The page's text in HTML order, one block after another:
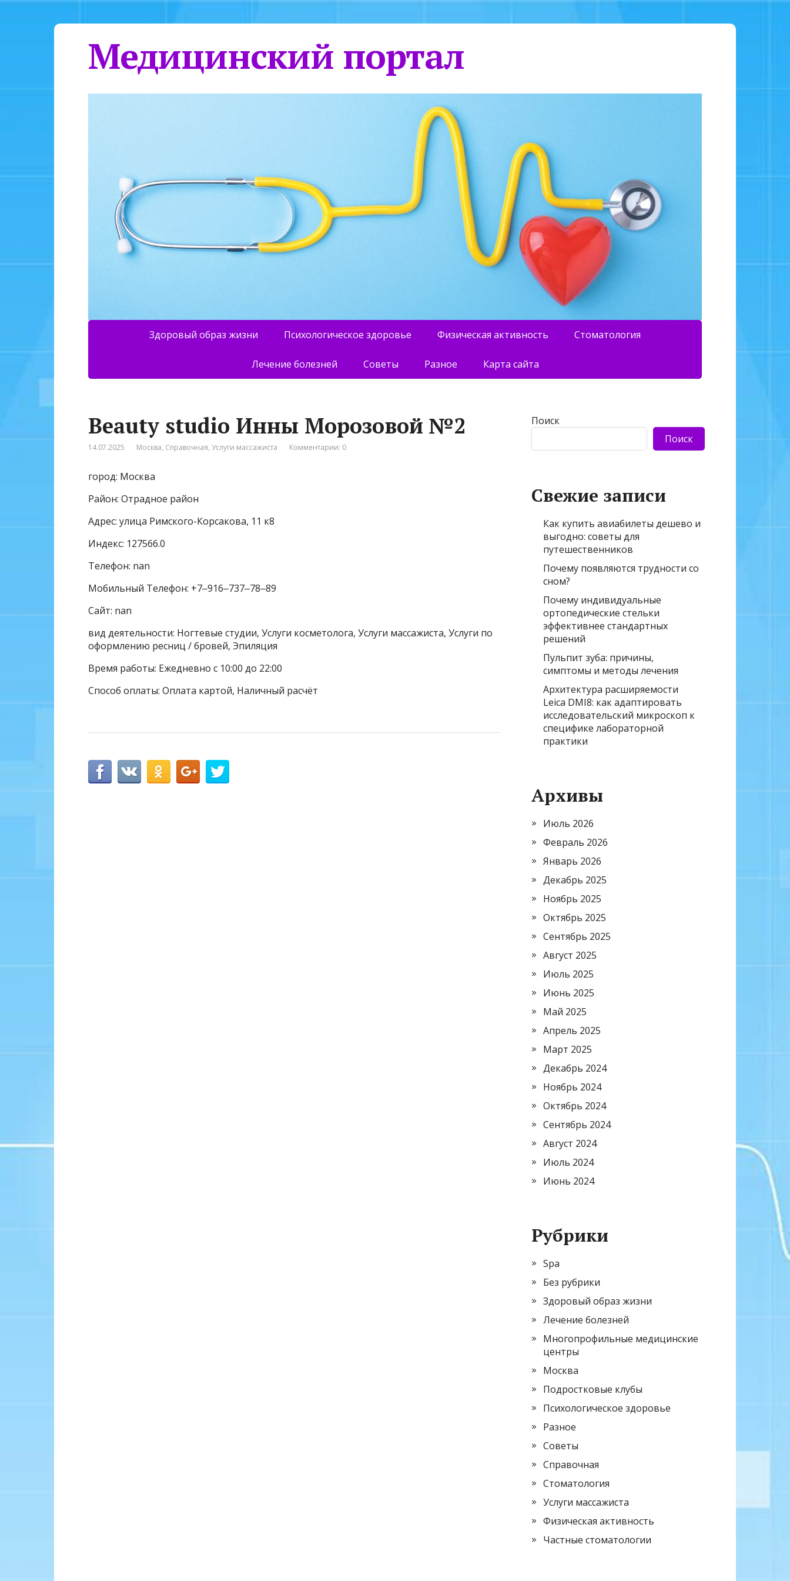
Медицинский портал
Здоровый образ жизни Психологическое здоровье Физическая активность Стоматология
Лечение болезней Советы Разное Карта сайта
Beauty studio Инны Морозовой №2
14.07.2025 Москва, Справочная, Услуги массажиста Комментарии: 0
город: Москва
Район: Отрадное район
Адрес: улица Римского-Корсакова, 11 к8
Индекс: 127566.0
Телефон: nan
Мобильный Телефон: +7‒916‒737‒78‒89
Сайт: nan
вид деятельности: Ногтевые студии, Услуги косметолога, Услуги массажиста, Услуги по
оформлению ресниц / бровей, Эпиляция
Время работы: Ежедневно с 10:00 до 22:00
Способ оплаты: Оплата картой, Наличный расчёт
Поиск
Поиск
Свежие записи
Как купить авиабилеты дешево и
выгодно: советы для
путешественников
Почему появляются трудности со
сном?
Почему индивидуальные
ортопедические стельки
эффективнее стандартных
решений
Пульпит зуба: причины,
симптомы и методы лечения
Архитектура расширяемости
Leica DMI8: как адаптировать
исследовательский микроскоп к
специфике лабораторной
практики
Архивы
Июль 2026
Февраль 2026
Январь 2026
Декабрь 2025
Ноябрь 2025
Октябрь 2025
Сентябрь 2025
Август 2025
Июль 2025
Июнь 2025
Май 2025
Апрель 2025
Март 2025
Декабрь 2024
Ноябрь 2024
Октябрь 2024
Сентябрь 2024
Август 2024
Июль 2024
Июнь 2024
Рубрики
Spa
Без рубрики
Здоровый образ жизни
Лечение болезней
Многопрофильные медицинские
центры
Москва
Подростковые клубы
Психологическое здоровье
Разное
Советы
Справочная
Стоматология
Услуги массажиста
Физическая активность
Частные стоматологии